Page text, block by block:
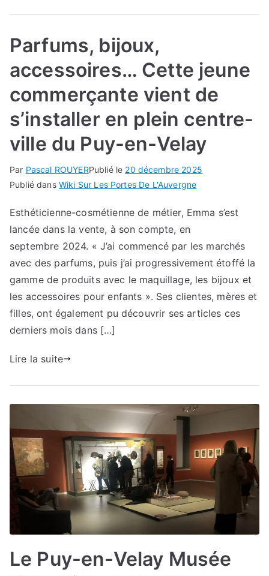
Parfums, bijoux,
accessoires… Cette jeune
commerçante vient de
s’installer en plein centre-
ville du Puy-en-Velay
Par Pascal ROUYERPublié le 20 décembre 2025
Publié dans Wiki Sur Les Portes De L'Auvergne
Esthéticienne-cosmétienne de métier, Emma s’est
lancée dans la vente, à son compte, en
septembre 2024. « J’ai commencé par les marchés
avec des parfums, puis j’ai progressivement étoffé la
gamme de produits avec le maquillage, les bijoux et
les accessoires pour enfants ». Ses clientes, mères et
filles, ont également pu découvrir ses articles ces
derniers mois dans […]
Lire la suite
Le Puy-en-Velay Musée